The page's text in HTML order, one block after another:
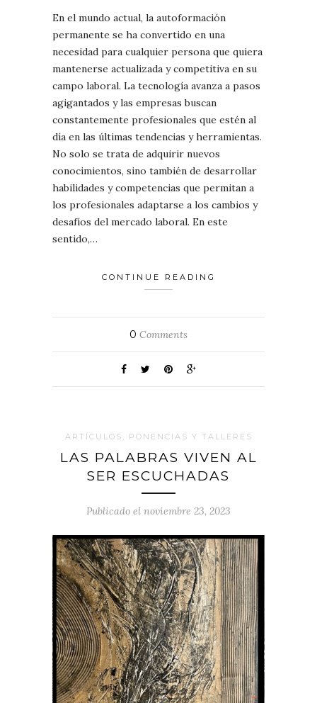
En el mundo actual, la autoformación
permanente se ha convertido en una
necesidad para cualquier persona que quiera
mantenerse actualizada y competitiva en su
campo laboral. La tecnología avanza a pasos
agigantados y las empresas buscan
constantemente profesionales que estén al
día en las últimas tendencias y herramientas.
No solo se trata de adquirir nuevos
conocimientos, sino también de desarrollar
habilidades y competencias que permitan a
los profesionales adaptarse a los cambios y
desafíos del mercado laboral. En este
sentido,…
CONTINUE READING
0 Comments
ARTÍCULOS, PONENCIAS Y TALLERES
LAS PALABRAS VIVEN AL
SER ESCUCHADAS
Publicado el noviembre 23, 2023